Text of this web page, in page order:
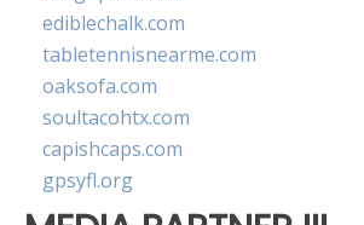
ediblechalk.com
tabletennisnearme.com
oaksofa.com
soultacohtx.com
capishcaps.com
gpsyfl.org